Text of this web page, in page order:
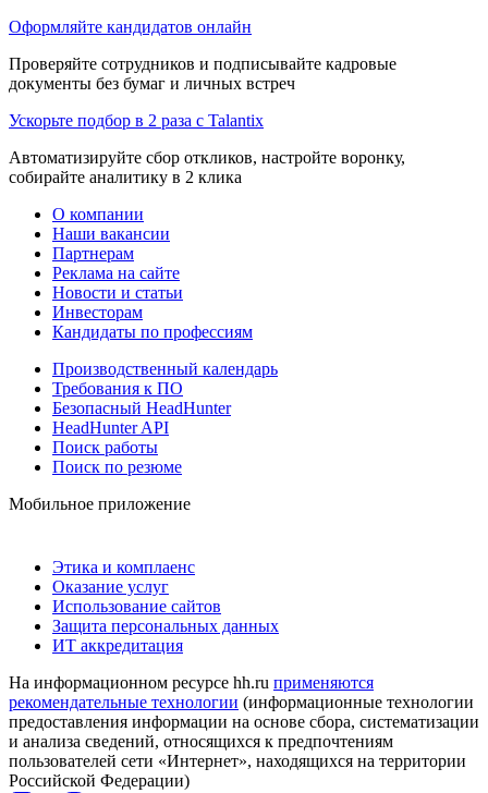
Оформляйте кандидатов онлайн
Проверяйте сотрудников и подписывайте кадровые
документы без бумаг и личных встреч
Ускорьте подбор в 2 раза с Talantix
Автоматизируйте сбор откликов, настройте воронку,
собирайте аналитику в 2 клика
О компании
Наши вакансии
Партнерам
Реклама на сайте
Новости и статьи
Инвесторам
Кандидаты по профессиям
Производственный календарь
Требования к ПО
Безопасный HeadHunter
HeadHunter API
Поиск работы
Поиск по резюме
Мобильное приложение
Этика и комплаенс
Оказание услуг
Использование сайтов
Защита персональных данных
ИТ аккредитация
На информационном ресурсе hh.ru применяются
рекомендательные технологии (информационные технологии
предоставления информации на основе сбора, систематизации
и анализа сведений, относящихся к предпочтениям
пользователей сети «Интернет», находящихся на территории
Российской Федерации)